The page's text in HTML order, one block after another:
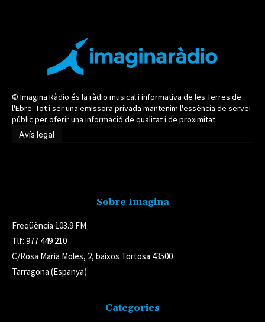
© Imagina Ràdio és la ràdio musical i informativa de les Terres de
l'Ebre. Tot i ser una emissora privada mantenim l'essència de servei
públic per oferir una informació de qualitat i de proximitat.
Avís legal
Sobre Imagina
Freqüència 103.9 FM
Tlf: 977 449 210
C/Rosa Maria Moles, 2, baixos Tortosa 43500
Tarragona (Espanya)
Categories